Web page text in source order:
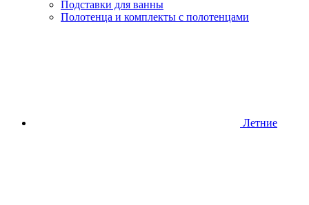
Подставки для ванны
Полотенца и комплекты с полотенцами
Летние